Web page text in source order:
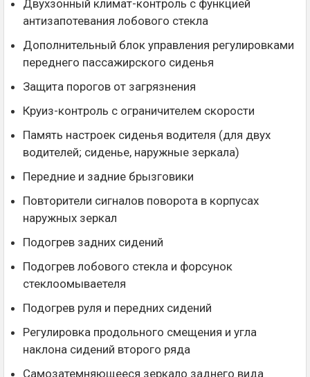
Двухзонный климат-контроль с функцией
антизапотевания лобового стекла
Дополнительный блок управления регулировками
переднего пассажирского сиденья
Защита порогов от загрязнения
Круиз-контроль с ограничителем скорости
Память настроек сиденья водителя (для двух
водителей; сиденье, наружные зеркала)
Передние и задние брызговики
Повторители сигналов поворота в корпусах
наружных зеркал
Подогрев задних сидений
Подогрев лобового стекла и форсунок
стеклоомываетеля
Подогрев руля и передних сидений
Регулировка продольного смещения и угла
наклона сидений второго ряда
Самозатемняющееся зеркало заднего вида